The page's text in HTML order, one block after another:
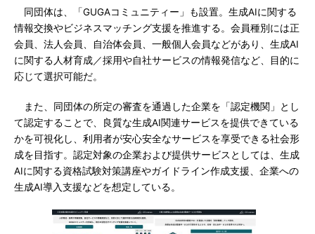
同団体は、「GUGAコミュニティー」も設置。生成AIに関する
情報交換やビジネスマッチング支援を推進する。会員種別には正
会員、法人会員、自治体会員、一般個人会員などがあり、生成AI
に関する人材育成／採用や自社サービスの情報発信など、目的に
応じて選択可能だ。
また、同団体の所定の審査を通過した企業を「認定機関」とし
て認定することで、良質な生成AI関連サービスを提供できている
かを可視化し、利用者が安心安全なサービスを享受できる社会形
成を目指す。認定対象の企業および提供サービスとしては、生成
AIに関する資格試験対策講座やガイドライン作成支援、企業への
生成AI導入支援などを想定している。